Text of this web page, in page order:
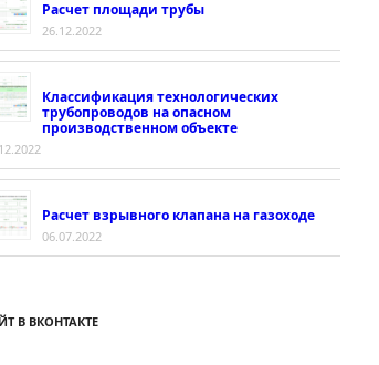
Расчет площади трубы
26.12.2022
Классификация технологических
трубопроводов на опасном
производственном объекте
Расчет взрывного клапана на газоходе
06.07.2022
В ВКОНТАКТЕ